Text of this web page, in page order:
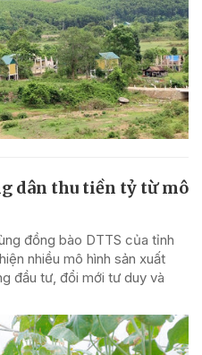
dân thu tiền tỷ từ mô
đồng bào DTTS của tỉnh
nhiều mô hình sản xuất
đầu tư, đổi mới tư duy và